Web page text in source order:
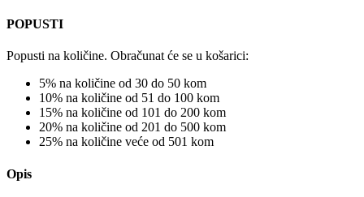
POPUSTI
Popusti na količine. Obračunat će se u košarici:
5% na količine od 30 do 50 kom
10% na količine od 51 do 100 kom
15% na količine od 101 do 200 kom
20% na količine od 201 do 500 kom
25% na količine veće od 501 kom
Opis